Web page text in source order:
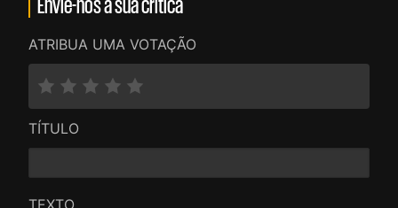
Envie-nos a sua crítica
ATRIBUA UMA VOTAÇÃO
TÍTULO